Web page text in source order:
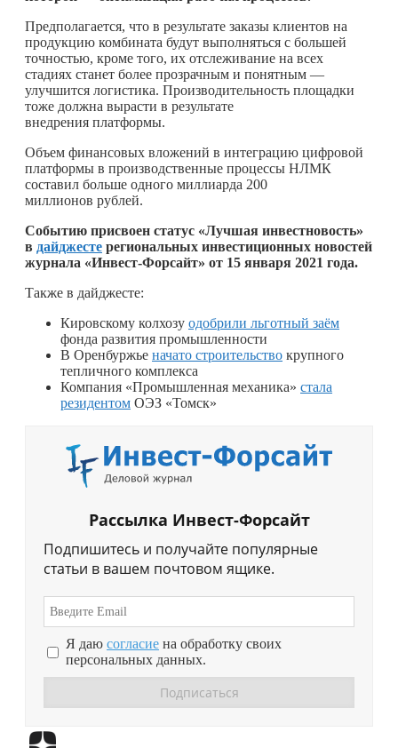
Предполагается, что в результате заказы клиентов на
продукцию комбината будут выполняться с большей
точностью, кроме того, их отслеживание на всех
стадиях станет более прозрачным и понятным —
улучшится логистика. Производительность площадки
тоже должна вырасти в результате
внедрения платформы.
Объем финансовых вложений в интеграцию цифровой
платформы в производственные процессы НЛМК
составил больше одного миллиарда 200
миллионов рублей.
Событию присвоен статус «Лучшая инвестновость»
в дайджесте региональных инвестиционных новостей
журнала «Инвест-Форсайт» от 15 января 2021 года.
Также в дайджесте:
Кировскому колхозу одобрили льготный заём
фонда развития промышленности
В Оренбуржье начато строительство крупного
тепличного комплекса
Компания «Промышленная механика» стала
резидентом ОЭЗ «Томск»
Рассылка Инвест-Форсайт
Подпишитесь и получайте популярные
статьи в вашем почтовом ящике.
Я даю согласие на обработку своих
персональных данных.